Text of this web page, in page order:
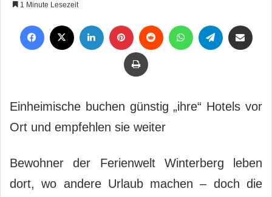
1 Minute Lesezeit
Drucken
Einheimische buchen günstig „ihre“ Hotels vor
Ort und empfehlen sie weiter
Bewohner der Ferienwelt Winterberg leben
dort, wo andere Urlaub machen – doch die